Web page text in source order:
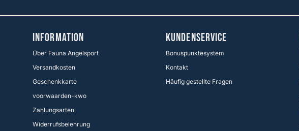
Information
Über Fauna Angelsport
Versandkosten
Geschenkkarte
voorwaarden-kwo
Zahlungsarten
Widerrufsbelehrung
KUNDENSERVICE
Bonuspunktesystem
Kontakt
Häufig gestellte Fragen